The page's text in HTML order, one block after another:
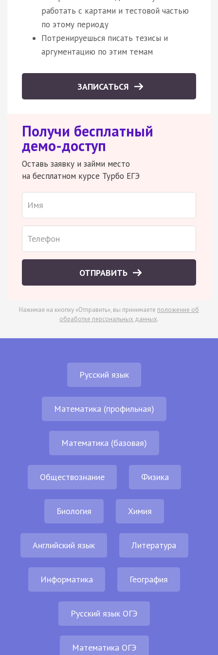
работать с картами и тестовой частью
по этому периоду
Потренируешься писать тезисы и
аргументацию по этим темам
ЗАПИСАТЬСЯ
Получи бесплатный
демо-доступ
Оставь заявку и займи место
на бесплатном курсе Турбо ЕГЭ
ОТПРАВИТЬ
Нажимая на кнопку «Отправить», вы принимаете положение об
обработке персональных данных.
Русский язык
Математика (профильная)
Математика (базовая)
Обществознание Физика
Биология Химия
Английский язык Литература
Информатика География
Русский язык ОГЭ
Математика ОГЭ